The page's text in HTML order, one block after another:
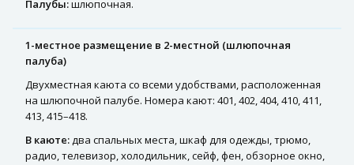
Палубы:шлюпочная.
1-местное размещение в 2-местной (шлюпочная
палуба)
Двухместная каюта со всеми удобствами, расположенная
на шлюпочной палубе. Номера кают: 401, 402, 404, 410, 411,
413, 415–418.
В каюте:два спальных места, шкаф для одежды, трюмо,
радио, телевизор, холодильник, сейф, фен, обзорное окно,